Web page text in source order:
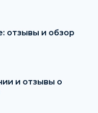
отзывы и обзор
и отзывы о